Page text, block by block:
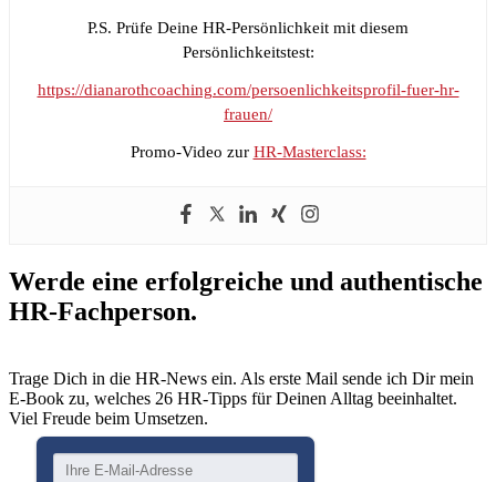
P.S. Prüfe Deine HR-Persönlichkeit mit diesem
Persönlichkeitstest:
https://dianarothcoaching.com/persoenlichkeitsprofil-fuer-hr-
frauen/
Promo-Video zur HR-Masterclass:
Werde eine erfolgreiche und authentische
HR-Fachperson.
Trage Dich in die HR-News ein. Als erste Mail sende ich Dir mein
E-Book zu, welches 26 HR-Tipps für Deinen Alltag beeinhaltet.
Viel Freude beim Umsetzen.